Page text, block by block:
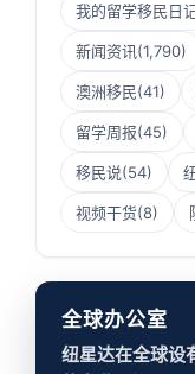
我的留学移民日
新闻资讯(1,790)
澳洲移民(41)
留学周报(45)
移民说(54)
视频干货(8)
全球办公室
纽星达在全球设